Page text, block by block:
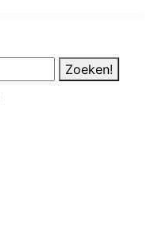
Zoeken!